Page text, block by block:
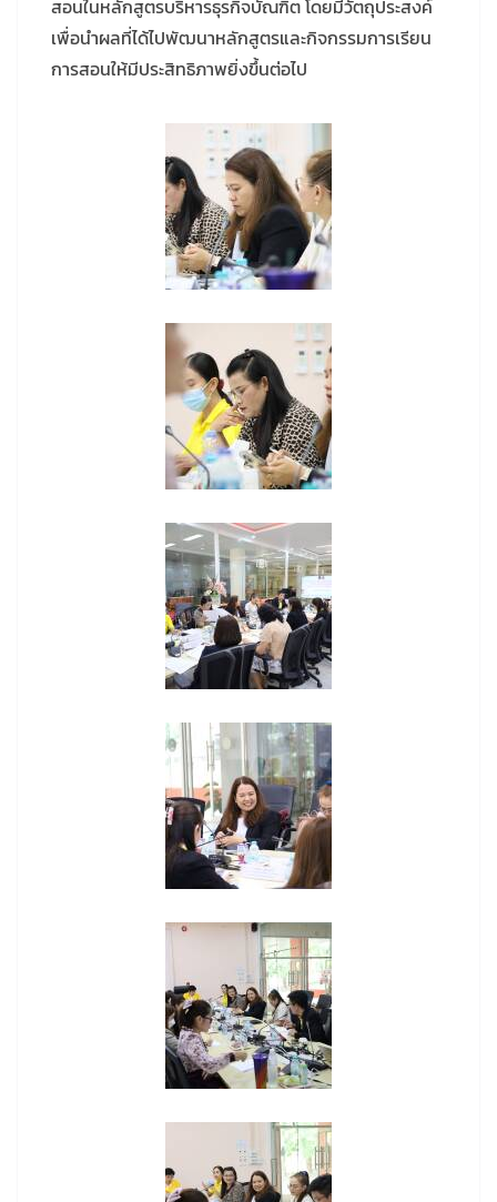
สอนในหลักสูตรบริหารธุรกิจบัณฑิต โดยมีวัตถุประสงค์
เพื่อนำผลที่ได้ไปพัฒนาหลักสูตรและกิจกรรมการเรียน
การสอนให้มีประสิทธิภาพยิ่งขึ้นต่อไป